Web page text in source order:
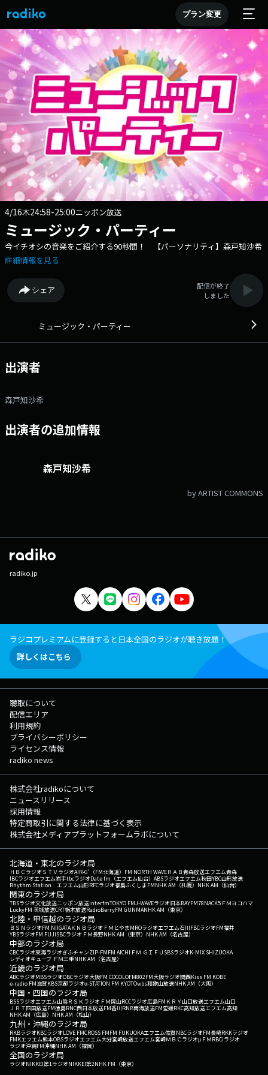
プラン変更
4/16木24:58-25:00ニッポン放送
ミュージック・パーティー
今イチオシの音楽をご紹介する90秒間！ 【パーソナリティ】森戸知沙希
詳細情報を見る
シェア
配信が終了
しました
ミュージック・パーティー
出演者
森戸知沙希
出演者の追加情報
森戸知沙希
by ARTIST COMMONS
radiko.jp
ラジコプレミアムに登録すると日本全国のラジオが聴き放題！
詳しくはこちら
聴取について
配信エリア
利用規約
プライバシーポリシー
ライセンス情報
radiko news
株式会社radikoについて
ニュースリリース
採用情報
特定商取引に関する法律に基づく表示
株式会社メディアプラットフォームラボについて
北海道・東北のラジオ局
ＨＢＣラジオＳＴＶラジオAIR-G'（FM北海道） FM NORTH WAVEＲＡＢ青森放送エフエム青森
IBCラジオエフエム岩手tbcラジオDate fm（エフエム仙台） ABSラジオエフエム秋田YBC山形放送
Rhythm Station エフエム山形RFCラジオ福島ふくしまFMNHK AM（札幌） NHK AM（仙台）
関東のラジオ局
TBSラジオ文化放送ニッポン放送interfmTOKYO FMJ-WAVEラジオ日本BAYFM78NACK5 ＦＭヨコハマ
LuckyFM 茨城放送CRT栃木放送RadioBerryFM GUNMANHK AM（東京）
北陸・甲信越のラジオ局
ＢＳＮラジオFM NIIGATAＫＮＢラジオ ＦＭとやまMROラジオエフエム石川FBCラジオFM福井
YBSラジオFM FUJISBCラジオ ＦＭ長野NHK AM（東京） NHK AM（名古屋）
中部のラジオ局
CBCラジオ東海ラジオぎふチャンZIP-FMFM AICHI ＦＭ ＧＩＦＵ SBSラジオK-MIX SHIZUOKA
レディオキューブ ＦＭ三重NHK AM（名古屋）
近畿のラジオ局
ABCラジオMBSラジオOBCラジオ大阪FM COCOLOFM802FM大阪ラジオ関西Kiss FM KOBE
e-radio FM滋賀KBS京都ラジオα-STATION FM KYOTOwbs和歌山放送NHK AM（大阪）
中国・四国のラジオ局
BSSラジオエフエム山陰ＲＳＫラジオ ＦＭ岡山RCCラジオ広島FM ＫＲＹ山口放送エフエム山口
ＪＲＴ四国放送FM徳島RNC西日本放送FM香川RNB南海放送FM愛媛RKC高知放送エフエム高知
NHK AM（広島） NHK AM（松山）
九州・沖縄のラジオ局
RKBラジオKBCラジオLOVE FMCROSS FMFM FUKUOKAエフエム佐賀NBCラジオFM長崎RKKラジオ
FMKエフエム熊本OBSラジオエフエム大分宮崎放送エフエム宮崎ＭＢＣラジオμＦＭRBCiラジオ
ラジオ沖縄FM沖縄NHK AM（福岡）
全国のラジオ局
ラジオNIKKEI第1ラジオNIKKEI第2NHK FM（東京）